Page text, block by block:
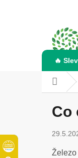
🔥
Co